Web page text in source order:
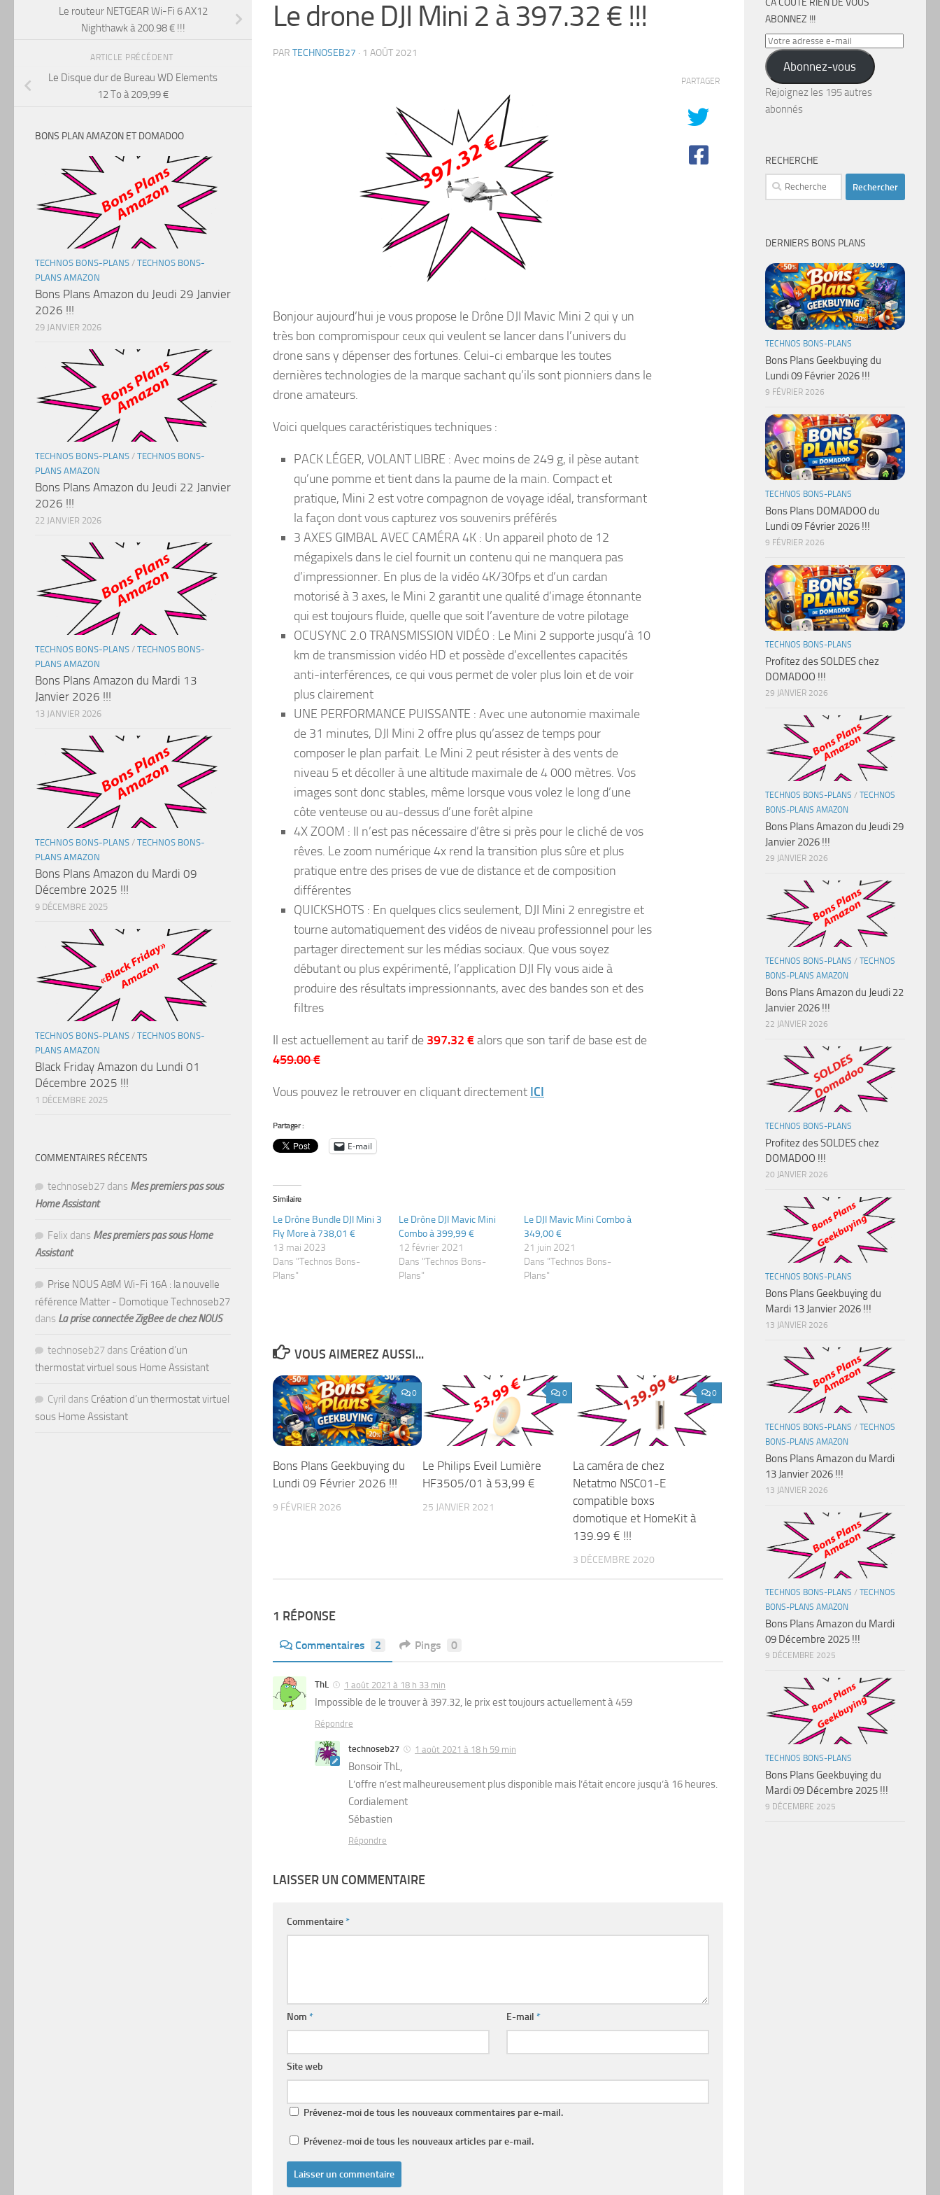
Le drone DJI Mini 2 à 397.32 € !!!
PAR TECHNOSEB27 · 1 AOÛT 2021
Bonjour aujourd’hui je vous propose le Drône DJI Mavic Mini 2 qui y un
très bon compromispour ceux qui veulent se lancer dans l’univers du
drone sans y dépenser des fortunes. Celui-ci embarque les toutes
dernières technologies de la marque sachant qu’ils sont pionniers dans le
drone amateurs.
Voici quelques caractéristiques techniques :
PACK LÉGER, VOLANT LIBRE : Avec moins de 249 g, il pèse autant
qu’une pomme et tient dans la paume de la main. Compact et
pratique, Mini 2 est votre compagnon de voyage idéal, transformant
la façon dont vous capturez vos souvenirs préférés
3 AXES GIMBAL AVEC CAMÉRA 4K : Un appareil photo de 12
mégapixels dans le ciel fournit un contenu qui ne manquera pas
d’impressionner. En plus de la vidéo 4K/30fps et d’un cardan
motorisé à 3 axes, le Mini 2 garantit une qualité d’image étonnante
qui est toujours fluide, quelle que soit l’aventure de votre pilotage
OCUSYNC 2.0 TRANSMISSION VIDÉO : Le Mini 2 supporte jusqu’à 10
km de transmission vidéo HD et possède d’excellentes capacités
anti-interférences, ce qui vous permet de voler plus loin et de voir
plus clairement
UNE PERFORMANCE PUISSANTE : Avec une autonomie maximale
de 31 minutes, DJI Mini 2 offre plus qu’assez de temps pour
composer le plan parfait. Le Mini 2 peut résister à des vents de
niveau 5 et décoller à une altitude maximale de 4 000 mètres. Vos
images sont donc stables, même lorsque vous volez le long d’une
côte venteuse ou au-dessus d’une forêt alpine
4X ZOOM : Il n’est pas nécessaire d’être si près pour le cliché de vos
rêves. Le zoom numérique 4x rend la transition plus sûre et plus
pratique entre des prises de vue de distance et de composition
différentes
QUICKSHOTS : En quelques clics seulement, DJI Mini 2 enregistre et
tourne automatiquement des vidéos de niveau professionnel pour les
partager directement sur les médias sociaux. Que vous soyez
débutant ou plus expérimenté, l’application DJI Fly vous aide à
produire des résultats impressionnants, avec des bandes son et des
filtres
Il est actuellement au tarif de 397.32 €alors que son tarif de base est de
459.00 €
Vous pouvez le retrouver en cliquant directement ICI
Partager :
E-mail
Similaire
Le Drône Bundle DJI Mini 3
Fly More à 738,01 €
13 mai 2023
Dans "Technos Bons-
Plans"
Le Drône DJI Mavic Mini
Combo à 399,99 €
12 février 2021
Dans "Technos Bons-
Plans"
Le DJI Mavic Mini Combo à
349,00 €
21 juin 2021
Dans "Technos Bons-
Plans"
PARTAGER
VOUS AIMEREZ AUSSI...
0
Bons Plans Geekbuying du
Lundi 09 Février 2026 !!!
9 FÉVRIER 2026
0
Le Philips Eveil Lumière
HF3505/01 à 53,99 €
25 JANVIER 2021
0
La caméra de chez
Netatmo NSC01-E
compatible boxs
domotique et HomeKit à
139.99 € !!!
3 DÉCEMBRE 2020
1 RÉPONSE
Commentaires 2 Pings 0
ThL 1 août 2021 à 18 h 33 min
Impossible de le trouver à 397.32, le prix est toujours actuellement à 459
Répondre
technoseb27 1 août 2021 à 18 h 59 min
Bonsoir ThL,
L’offre n’est malheureusement plus disponible mais l’était encore jusqu’à 16 heures.
Cordialement
Sébastien
Répondre
LAISSER UN COMMENTAIRE
Commentaire*
Nom * E-mail*
Site web
Prévenez-moi de tous les nouveaux commentaires par e-mail.
Prévenez-moi de tous les nouveaux articles par e-mail.
Le routeur NETGEAR Wi-Fi 6 AX12
Nighthawk à 200.98 € !!!
ARTICLE PRÉCÉDENT
Le Disque dur de Bureau WD Elements
12 To à 209,99 €
BONS PLAN AMAZON ET DOMADOO
TECHNOS BONS-PLANS / TECHNOS BONS-
PLANS AMAZON
Bons Plans Amazon du Jeudi 29 Janvier
2026 !!!
29 JANVIER 2026
TECHNOS BONS-PLANS / TECHNOS BONS-
PLANS AMAZON
Bons Plans Amazon du Jeudi 22 Janvier
2026 !!!
22 JANVIER 2026
TECHNOS BONS-PLANS / TECHNOS BONS-
PLANS AMAZON
Bons Plans Amazon du Mardi 13
Janvier 2026 !!!
13 JANVIER 2026
TECHNOS BONS-PLANS / TECHNOS BONS-
PLANS AMAZON
Bons Plans Amazon du Mardi 09
Décembre 2025 !!!
9 DÉCEMBRE 2025
TECHNOS BONS-PLANS / TECHNOS BONS-
PLANS AMAZON
Black Friday Amazon du Lundi 01
Décembre 2025 !!!
1 DÉCEMBRE 2025
COMMENTAIRES RÉCENTS
technoseb27 dans Mes premiers pas sous
Home Assistant
Felix dans Mes premiers pas sous Home
Assistant
Prise NOUS A8M Wi-Fi 16A : la nouvelle
référence Matter - Domotique Technoseb27
dans La prise connectée ZigBee de chez NOUS
technoseb27 dans Création d’un
thermostat virtuel sous Home Assistant
Cyril dans Création d’un thermostat virtuel
sous Home Assistant
CA COÛTE RIEN DE VOUS
ABONNEZ !!!
Votre
adresse
e-
mail
Abonnez-vous
Rejoignez les 195 autres
abonnés
RECHERCHE
Rechercher :
DERNIERS BONS PLANS
TECHNOS BONS-PLANS
Bons Plans Geekbuying du
Lundi 09 Février 2026 !!!
9 FÉVRIER 2026
TECHNOS BONS-PLANS
Bons Plans DOMADOO du
Lundi 09 Février 2026 !!!
9 FÉVRIER 2026
TECHNOS BONS-PLANS
Profitez des SOLDES chez
DOMADOO !!!
29 JANVIER 2026
TECHNOS BONS-PLANS / TECHNOS
BONS-PLANS AMAZON
Bons Plans Amazon du Jeudi 29
Janvier 2026 !!!
29 JANVIER 2026
TECHNOS BONS-PLANS / TECHNOS
BONS-PLANS AMAZON
Bons Plans Amazon du Jeudi 22
Janvier 2026 !!!
22 JANVIER 2026
TECHNOS BONS-PLANS
Profitez des SOLDES chez
DOMADOO !!!
20 JANVIER 2026
TECHNOS BONS-PLANS
Bons Plans Geekbuying du
Mardi 13 Janvier 2026 !!!
13 JANVIER 2026
TECHNOS BONS-PLANS / TECHNOS
BONS-PLANS AMAZON
Bons Plans Amazon du Mardi
13 Janvier 2026 !!!
13 JANVIER 2026
TECHNOS BONS-PLANS / TECHNOS
BONS-PLANS AMAZON
Bons Plans Amazon du Mardi
09 Décembre 2025 !!!
9 DÉCEMBRE 2025
TECHNOS BONS-PLANS
Bons Plans Geekbuying du
Mardi 09 Décembre 2025 !!!
9 DÉCEMBRE 2025